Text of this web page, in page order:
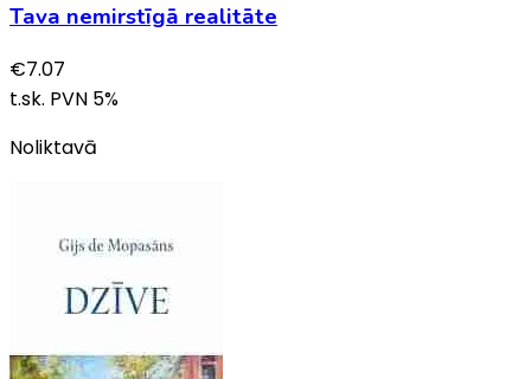
Tava nemirstīgā realitāte
€7.07
t.sk. PVN 5%
Noliktavā